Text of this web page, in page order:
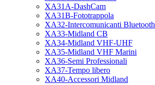
XA31A-DashCam
XA31B-Fototrappola
XA32-Intercomunicanti Bluetooth
XA33-Midland CB
XA34-Midland VHF-UHF
XA35-Midland VHF Marini
XA36-Semi Professionali
XA37-Tempo libero
XA40-Accessori Midland